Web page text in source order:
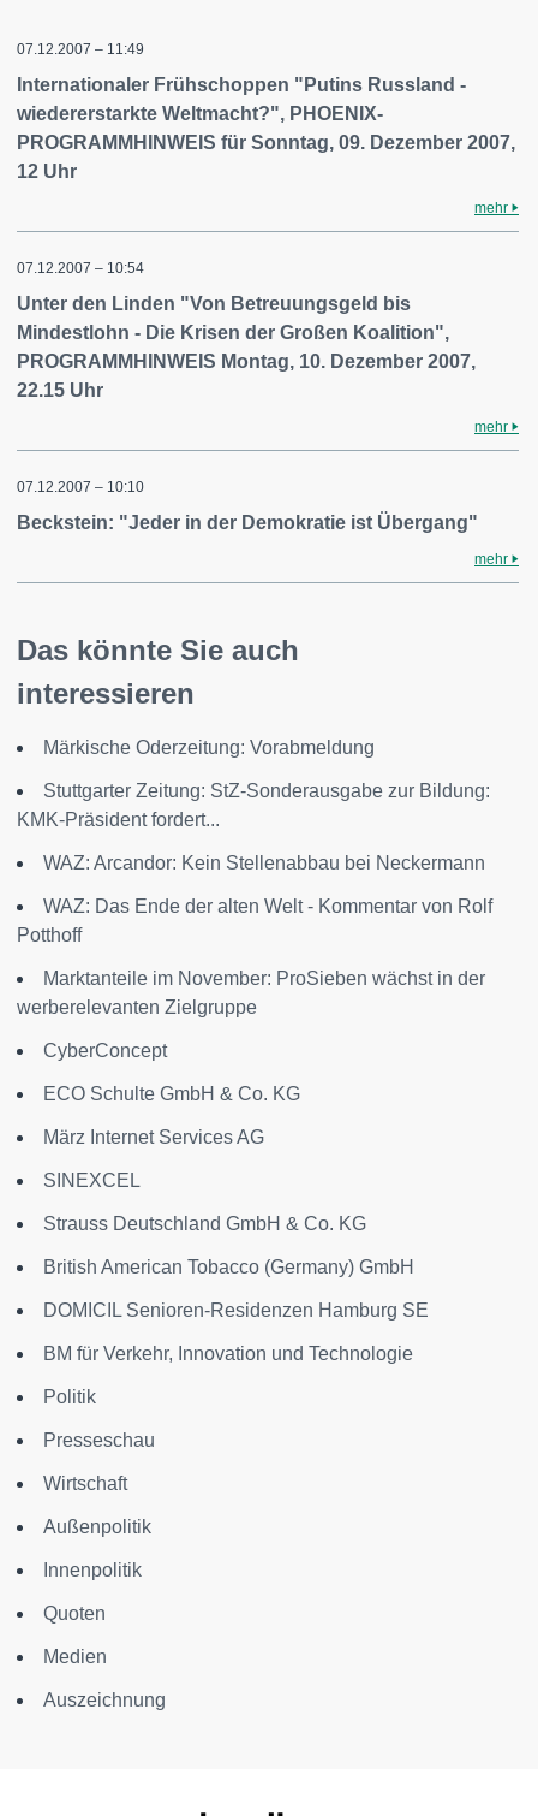
07.12.2007 – 11:49
Internationaler Frühschoppen "Putins Russland -
wiedererstarkte Weltmacht?", PHOENIX-
PROGRAMMHINWEIS für Sonntag, 09. Dezember 2007,
12 Uhr
mehr
07.12.2007 – 10:54
Unter den Linden "Von Betreuungsgeld bis
Mindestlohn - Die Krisen der Großen Koalition",
PROGRAMMHINWEIS Montag, 10. Dezember 2007,
22.15 Uhr
mehr
07.12.2007 – 10:10
Beckstein: "Jeder in der Demokratie ist Übergang"
mehr
Das könnte Sie auch
interessieren
Märkische Oderzeitung: Vorabmeldung
Stuttgarter Zeitung: StZ-Sonderausgabe zur Bildung:
KMK-Präsident fordert...
WAZ: Arcandor: Kein Stellenabbau bei Neckermann
WAZ: Das Ende der alten Welt - Kommentar von Rolf
Potthoff
Marktanteile im November: ProSieben wächst in der
werberelevanten Zielgruppe
CyberConcept
ECO Schulte GmbH & Co. KG
März Internet Services AG
SINEXCEL
Strauss Deutschland GmbH & Co. KG
British American Tobacco (Germany) GmbH
DOMICIL Senioren-Residenzen Hamburg SE
BM für Verkehr, Innovation und Technologie
Politik
Presseschau
Wirtschaft
Außenpolitik
Innenpolitik
Quoten
Medien
Auszeichnung